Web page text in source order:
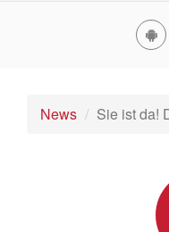
News Sie ist da!